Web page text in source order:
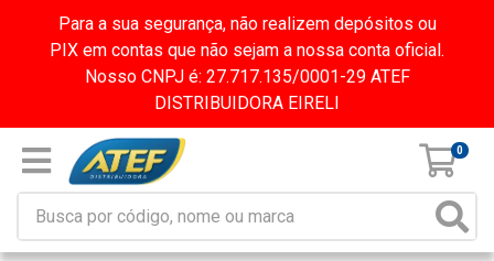
Para a sua segurança, não realizem depósitos ou
PIX em contas que não sejam a nossa conta oficial.
Nosso CNPJ é: 27.717.135/0001-29 ATEF
DISTRIBUIDORA EIRELI
0